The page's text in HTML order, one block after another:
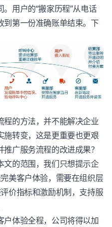
用户的“搬家历程”从电话
到第一份准确账单结束。下
程的方法，并不能解决企业
施转变，这是更重要也更艰
广服务流程的改进成果？
文的范围，我们只想提示企
美客户体验，需要在组织层
价指标和激励机制，支持服
户体验全程，公司将得以加